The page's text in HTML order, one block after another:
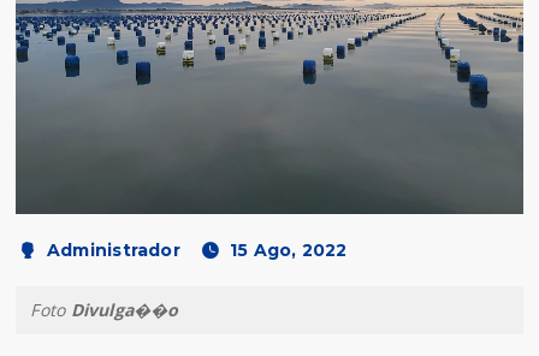
Administrador 15 Ago, 2022
Foto Divulga��o